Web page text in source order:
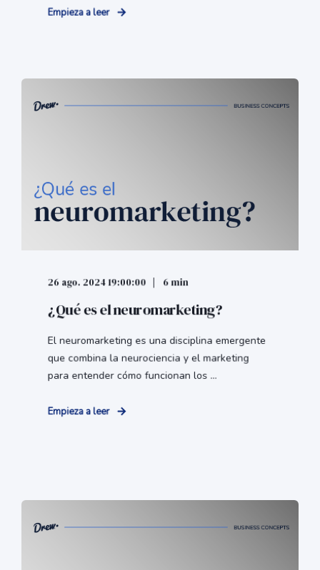
Empieza a leer
26 ago. 2024 19:00:00 6 min
¿Qué es el neuromarketing?
El neuromarketing es una disciplina emergente
que combina la neurociencia y el marketing
para entender cómo funcionan los ...
Empieza a leer